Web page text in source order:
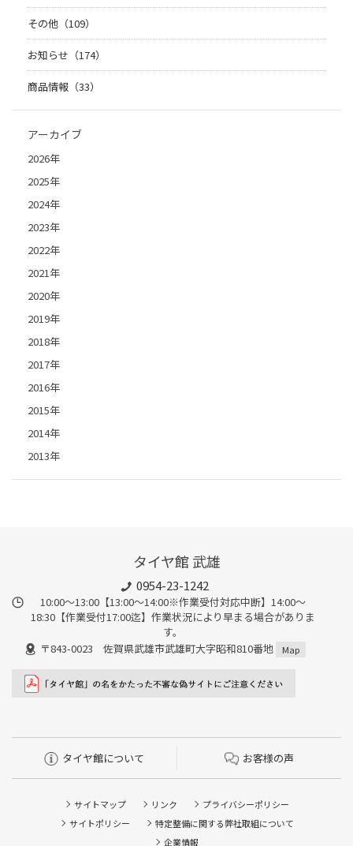
その他（109）
お知らせ（174）
商品情報（33）
アーカイブ
2026年
2025年
2024年
2023年
2022年
2021年
2020年
2019年
2018年
2017年
2016年
2015年
2014年
2013年
タイヤ館 武雄
0954-23-1242
10:00～13:00【13:00～14:00※作業受付対応中断】14:00～
18:30【作業受付17:00迄】作業状況により早まる場合がありま
す。
〒843-0023 佐賀県武雄市武雄町大字昭和810番地
Map
タイヤ館について お客様の声
サイトマップ リンク
プライバシーポリシー
サイトポリシー
特定整備に関する弊社取組について
企業情報